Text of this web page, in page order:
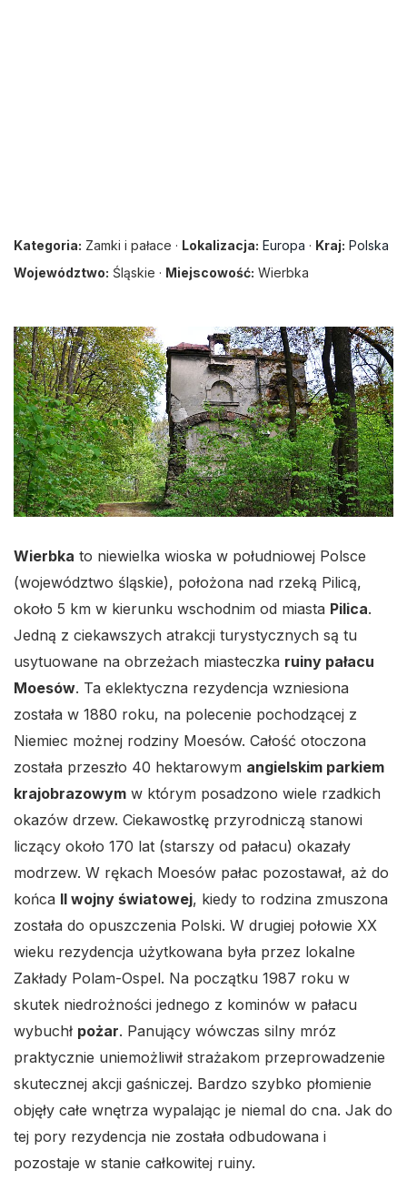
Kategoria: Zamki i pałace · Lokalizacja: Europa · Kraj: Polska
Województwo: Śląskie · Miejscowość: Wierbka
Wierbka to niewielka wioska w południowej Polsce
(województwo śląskie), położona nad rzeką Pilicą,
około 5 km w kierunku wschodnim od miasta Pilica.
Jedną z ciekawszych atrakcji turystycznych są tu
usytuowane na obrzeżach miasteczka ruiny pałacu
Moesów. Ta eklektyczna rezydencja wzniesiona
została w 1880 roku, na polecenie pochodzącej z
Niemiec możnej rodziny Moesów. Całość otoczona
została przeszło 40 hektarowym angielskim parkiem
krajobrazowym w którym posadzono wiele rzadkich
okazów drzew. Ciekawostkę przyrodniczą stanowi
liczący około 170 lat (starszy od pałacu) okazały
modrzew. W rękach Moesów pałac pozostawał, aż do
końca II wojny światowej, kiedy to rodzina zmuszona
została do opuszczenia Polski. W drugiej połowie XX
wieku rezydencja użytkowana była przez lokalne
Zakłady Polam-Ospel. Na początku 1987 roku w
skutek niedrożności jednego z kominów w pałacu
wybuchł pożar. Panujący wówczas silny mróz
praktycznie uniemożliwił strażakom przeprowadzenie
skutecznej akcji gaśniczej. Bardzo szybko płomienie
objęły całe wnętrza wypalając je niemal do cna. Jak do
tej pory rezydencja nie została odbudowana i
pozostaje w stanie całkowitej ruiny.